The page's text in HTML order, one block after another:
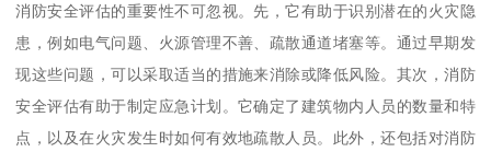
消防安全评估的重要性不可忽视。先，它有助于识别潜在的火灾隐
患，例如电气问题、火源管理不善、疏散通道堵塞等。通过早期发
现这些问题，可以采取适当的措施来消除或降低风险。其次，消防
安全评估有助于制定应急计划。它确定了建筑物内人员的数量和特
点，以及在火灾发生时如何有效地疏散人员。此外，还包括对消防